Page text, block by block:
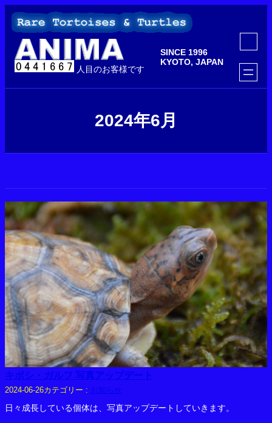
を
人目のお客様です
SINCE 1996
KYOTO, JAPAN
ア
コ
ン
リ
ン
ク
2024年6月
キボシ・ガルフ 写真アップデート
2024-06-26カテゴリー : お知らせ
日々成長している個体は、写真アップデートしていきます。